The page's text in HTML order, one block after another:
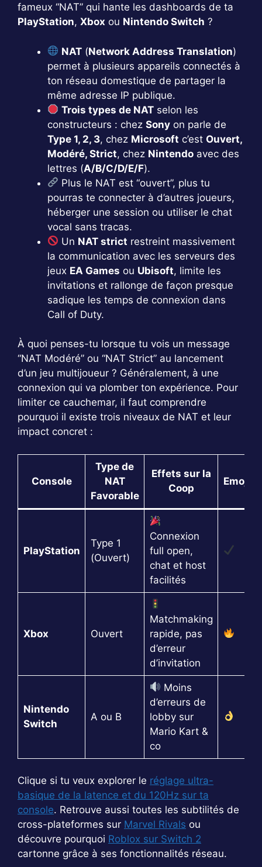
fameux “NAT” qui hante les dashboards de ta
PlayStation, Xbox ou Nintendo Switch ?
NAT (Network Address Translation)
permet à plusieurs appareils connectés à
ton réseau domestique de partager la
même adresse IP publique.
Trois types de NAT selon les
constructeurs : chez Sony on parle de
Type 1, 2, 3, chez Microsoft c’est Ouvert,
Modéré, Strict, chez Nintendo avec des
lettres (A/B/C/D/E/F).
Plus le NAT est “ouvert”, plus tu
pourras te connecter à d’autres joueurs,
héberger une session ou utiliser le chat
vocal sans tracas.
Un NAT strict restreint massivement
la communication avec les serveurs des
jeux EA Games ou Ubisoft, limite les
invitations et rallonge de façon presque
sadique les temps de connexion dans
Call of Duty.
À quoi penses-tu lorsque tu vois un message
“NAT Modéré” ou “NAT Strict” au lancement
d’un jeu multijoueur ? Généralement, à une
connexion qui va plomber ton expérience. Pour
limiter ce cauchemar, il faut comprendre
pourquoi il existe trois niveaux de NAT et leur
impact concret :
Console
Type de
NAT
Favorable
Effets sur la
Coop
Emoji
PlayStation
Type 1
(Ouvert)
Connexion
full open,
chat et host
facilités
Xbox Ouvert
Matchmaking
rapide, pas
d’erreur
d’invitation
Nintendo
Switch
A ou B
Moins
d’erreurs de
lobby sur
Mario Kart &
co
Clique si tu veux explorer le réglage ultra-
basique de la latence et du 120Hz sur ta
console. Retrouve aussi toutes les subtilités de
cross-plateformes sur Marvel Rivals ou
découvre pourquoi Roblox sur Switch 2
cartonne grâce à ses fonctionnalités réseau.